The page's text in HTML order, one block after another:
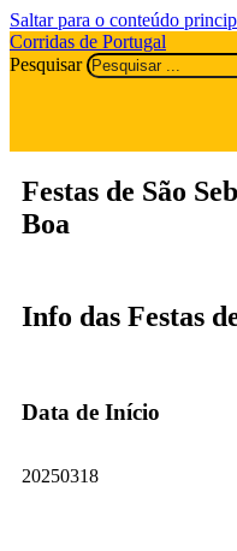
Saltar para o conteúdo
Corridas de Portugal
Pesquisar
Festas de São
Boa
Info das Festas
Data de Início
20250318